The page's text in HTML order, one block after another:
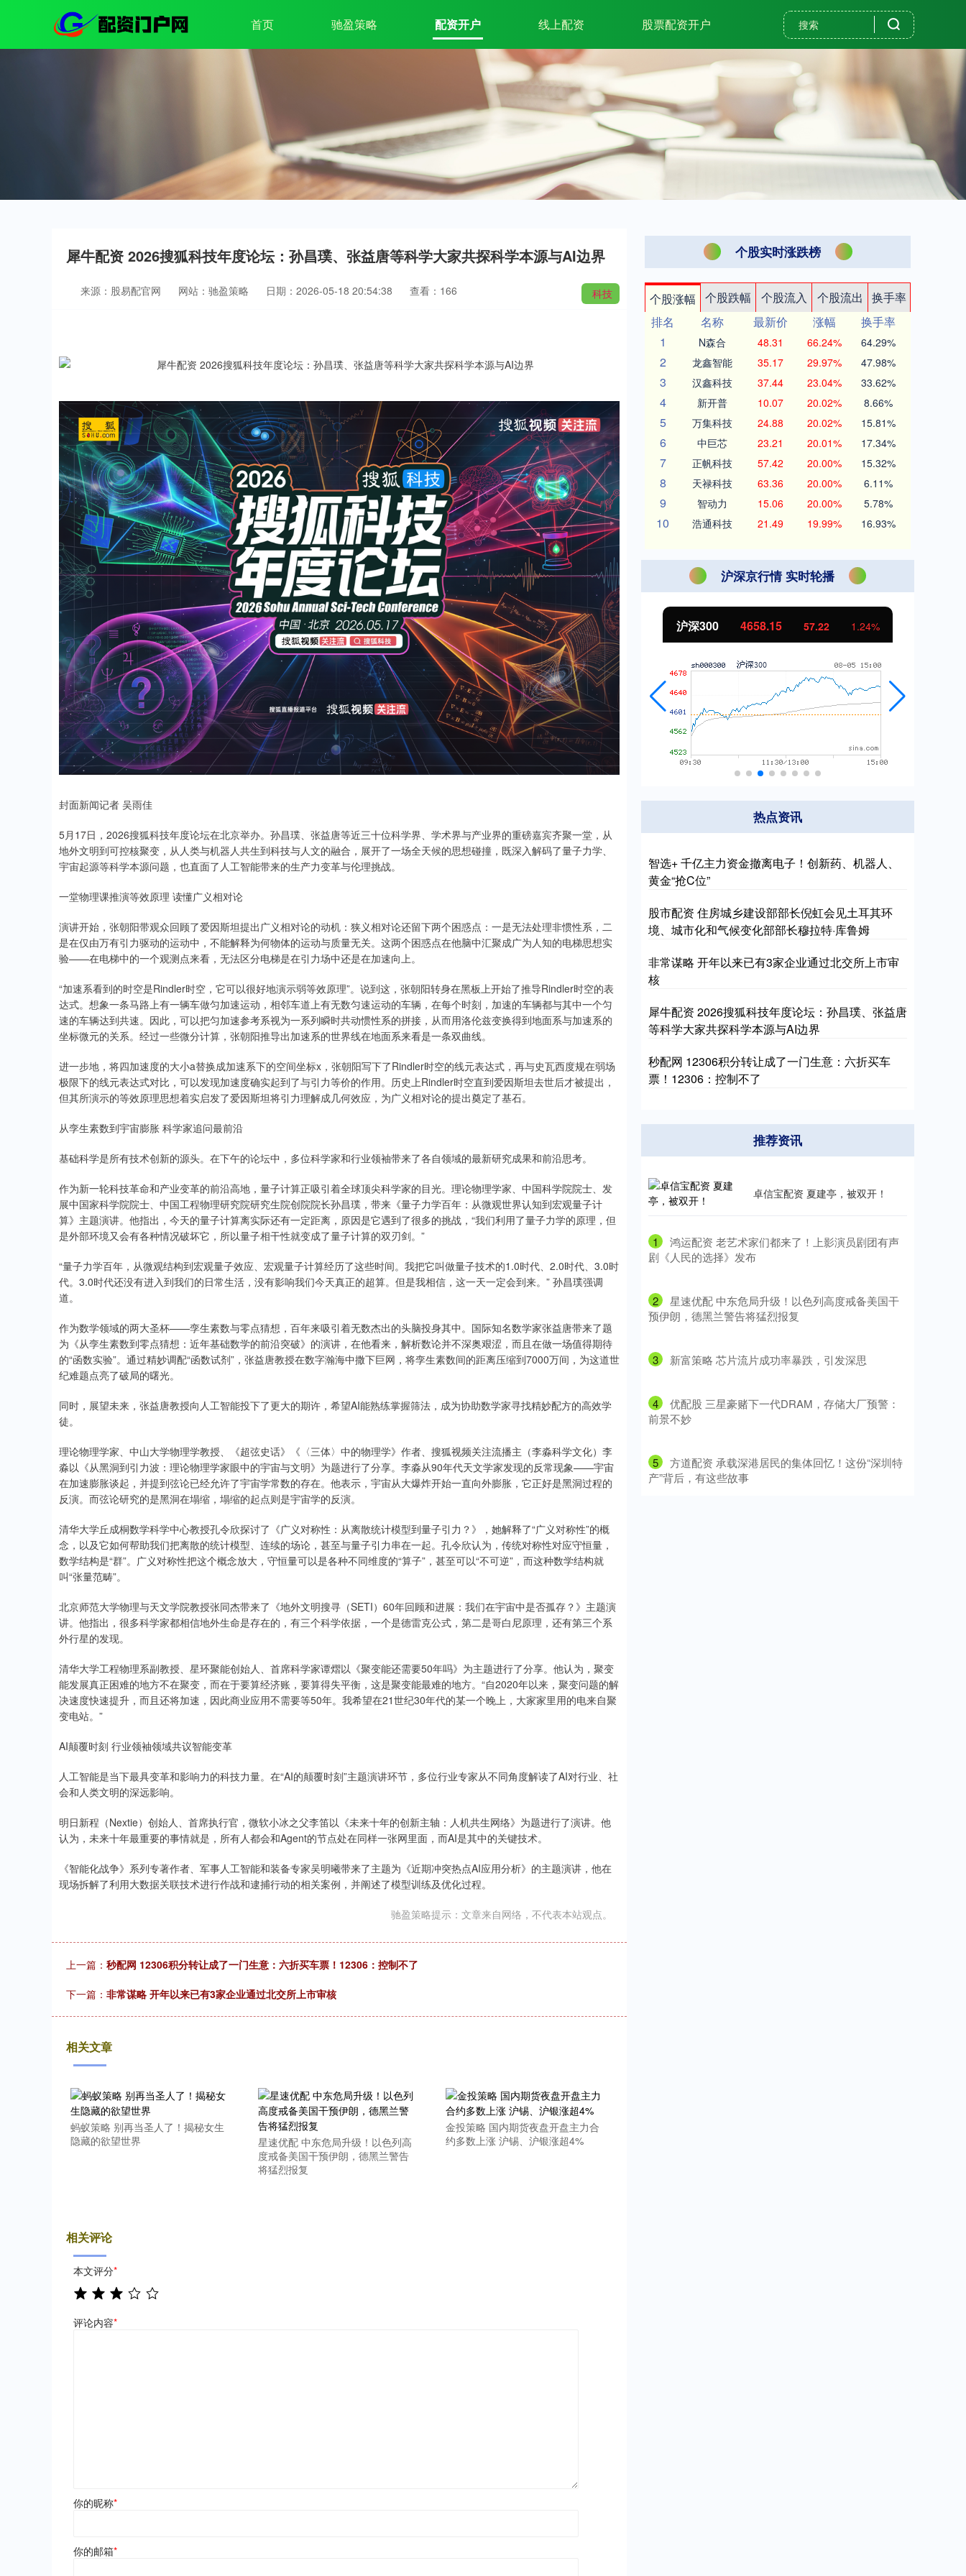
首页 驰盈策略 配资开户 线上配资 股票配资开户
犀牛配资 2026搜狐科技年度论坛：孙昌璞、张益唐等科学大家共探科学本源与AI边界
科技
来源：股易配官网 网站：驰盈策略 日期：2026-05-18 20:54:38 查看：166
封面新闻记者 吴雨佳
5月17日，2026搜狐科技年度论坛在北京举办。孙昌璞、张益唐等近三十位科学界、学术界与产业界的重磅嘉宾齐聚一堂，从
地外文明到可控核聚变，从人类与机器人共生到科技与人文的融合，展开了一场全天候的思想碰撞，既深入解码了量子力学、
宇宙起源等科学本源问题，也直面了人工智能带来的生产力变革与伦理挑战。
一堂物理课推演等效原理 读懂广义相对论
演讲开始，张朝阳带观众回顾了爱因斯坦提出广义相对论的动机：狭义相对论还留下两个困惑点：一是无法处理非惯性系，二
是在仅由万有引力驱动的运动中，不能解释为何物体的运动与质量无关。这两个困惑点在他脑中汇聚成广为人知的电梯思想实
验——在电梯中的一个观测点来看，无法区分电梯是在引力场中还是在加速向上。
“加速系看到的时空是Rindler时空，它可以很好地演示弱等效原理”。说到这，张朝阳转身在黑板上开始了推导Rindler时空的表
达式。想象一条马路上有一辆车做匀加速运动，相邻车道上有无数匀速运动的车辆，在每个时刻，加速的车辆都与其中一个匀
速的车辆达到共速。因此，可以把匀加速参考系视为一系列瞬时共动惯性系的拼接，从而用洛伦兹变换得到地面系与加速系的
坐标微元的关系。经过一些微分计算，张朝阳推导出加速系的世界线在地面系来看是一条双曲线。
进一步地，将四加速度的大小a替换成加速系下的空间坐标x，张朝阳写下了Rindler时空的线元表达式，再与史瓦西度规在弱场
极限下的线元表达式对比，可以发现加速度确实起到了与引力等价的作用。历史上Rindler时空直到爱因斯坦去世后才被提出，
但其所演示的等效原理思想着实启发了爱因斯坦将引力理解成几何效应，为广义相对论的提出奠定了基石。
从孪生素数到宇宙膨胀 科学家追问最前沿
基础科学是所有技术创新的源头。在下午的论坛中，多位科学家和行业领袖带来了各自领域的最新研究成果和前沿思考。
作为新一轮科技革命和产业变革的前沿高地，量子计算正吸引着全球顶尖科学家的目光。理论物理学家、中国科学院院士、发
展中国家科学院院士、中国工程物理研究院研究生院创院院长孙昌璞，带来《量子力学百年：从微观世界认知到宏观量子计
算》主题演讲。他指出，今天的量子计算离实际还有一定距离，原因是它遇到了很多的挑战，“我们利用了量子力学的原理，但
是外部环境又会有各种情况破坏它，所以量子相干性就变成了量子计算的双刃剑。”
“量子力学百年，从微观结构到宏观量子效应、宏观量子计算经历了这些时间。我把它叫做量子技术的1.0时代、2.0时代、3.0时
代。3.0时代还没有进入到我们的日常生活，没有影响我们今天真正的超算。但是我相信，这一天一定会到来。” 孙昌璞强调
道。
作为数学领域的两大圣杯——孪生素数与零点猜想，百年来吸引着无数杰出的头脑投身其中。国际知名数学家张益唐带来了题
为《从孪生素数到零点猜想：近年基础数学的前沿突破》的演讲，在他看来，解析数论并不深奥艰涩，而且在做一场值得期待
的“函数实验”。通过精妙调配“函数试剂”，张益唐教授在数字瀚海中撒下巨网，将孪生素数间的距离压缩到7000万间，为这道世
纪难题点亮了破局的曙光。
同时，展望未来，张益唐教授向人工智能投下了更大的期许，希望AI能熟练掌握筛法，成为协助数学家寻找精妙配方的高效学
徒。
理论物理学家、中山大学物理学教授、《超弦史话》《〈三体〉中的物理学》作者、搜狐视频关注流播主（李淼科学文化）李
淼以《从黑洞到引力波：理论物理学家眼中的宇宙与文明》为题进行了分享。李淼从90年代天文学家发现的反常现象——宇宙
在加速膨胀谈起，并提到弦论已经允许了宇宙学常数的存在。他表示，宇宙从大爆炸开始一直向外膨胀，它正好是黑洞过程的
反演。而弦论研究的是黑洞在塌缩，塌缩的起点则是宇宙学的反演。
清华大学丘成桐数学科学中心教授孔令欣探讨了《广义对称性：从离散统计模型到量子引力？》，她解释了“广义对称性”的概
念，以及它如何帮助我们把离散的统计模型、连续的场论，甚至与量子引力串在一起。孔令欣认为，传统对称性对应守恒量，
数学结构是“群”。广义对称性把这个概念放大，守恒量可以是各种不同维度的“算子”，甚至可以“不可逆”，而这种数学结构就
叫“张量范畴”。
北京师范大学物理与天文学院教授张同杰带来了《地外文明搜寻（SETI）60年回顾和进展：我们在宇宙中是否孤存？》主题演
讲。他指出，很多科学家都相信地外生命是存在的，有三个科学依据，一个是德雷克公式，第二是哥白尼原理，还有第三个系
外行星的发现。
清华大学工程物理系副教授、星环聚能创始人、首席科学家谭熠以《聚变能还需要50年吗》为主题进行了分享。他认为，聚变
能发展真正困难的地方不在聚变，而在于要算经济账，要算得失平衡，这是聚变能最难的地方。“自2020年以来，聚变问题的解
决速度快速提升，而且还将加速，因此商业应用不需要等50年。我希望在21世纪30年代的某一个晚上，大家家里用的电来自聚
变电站。”
AI颠覆时刻 行业领袖领域共议智能变革
人工智能是当下最具变革和影响力的科技力量。在“AI的颠覆时刻”主题演讲环节，多位行业专家从不同角度解读了AI对行业、社
会和人类文明的深远影响。
明日新程（Nextie）创始人、首席执行官，微软小冰之父李笛以《未来十年的创新主轴：人机共生网络》为题进行了演讲。他
认为，未来十年最重要的事情就是，所有人都会和Agent的节点处在同样一张网里面，而AI是其中的关键技术。
《智能化战争》系列专著作者、军事人工智能和装备专家吴明曦带来了主题为《近期冲突热点AI应用分析》的主题演讲，他在
现场拆解了利用大数据关联技术进行作战和逮捕行动的相关案例，并阐述了模型训练及优化过程。
驰盈策略提示：文章来自网络，不代表本站观点。
上一篇： 秒配网 12306积分转让成了一门生意：六折买车票！12306：控制不了
下一篇： 非常谋略 开年以来已有3家企业通过北交所上市审核
相关文章
蚂蚁策略 别再当圣人了！揭秘女生
隐藏的欲望世界
星速优配 中东危局升级！以色列高
度戒备美国干预伊朗，德黑兰警告
将猛烈报复
金投策略 国内期货夜盘开盘主力合
约多数上涨 沪锡、沪银涨超4%
相关评论
本文评分*
评论内容*
你的昵称*
你的邮箱*
个股实时涨跌榜
个股涨幅 个股跌幅 个股流入 个股流出
换手率
排名
名称 最新价 涨幅
换手率
1
N森合 48.31 66.24% 64.29%
2 龙鑫智能 35.17 29.97% 47.98%
3 汉鑫科技 37.44 23.04% 33.62%
4 新开普 10.07 20.02% 8.66%
5 万集科技 24.88 20.02% 15.81%
6 中巨芯 23.21 20.01% 17.34%
7 正帆科技 57.42 20.00% 15.32%
8 天禄科技 63.36 20.00% 6.11%
9 智动力 15.06 20.00% 5.78%
10 浩通科技 21.49 19.99% 16.93%
沪深京行情 实时轮播
深证成指 14144.20 258.49 1.86% 沪深300 4658.15 57.22 1.24% 北证50 1119.46 25.97 2.38%
热点资讯
智选+ 千亿主力资金撤离电子！创新药、机器人、
黄金“抢C位”
股市配资 住房城乡建设部部长倪虹会见土耳其环
境、城市化和气候变化部部长穆拉特·库鲁姆
非常谋略 开年以来已有3家企业通过北交所上市审
核
犀牛配资 2026搜狐科技年度论坛：孙昌璞、张益唐
等科学大家共探科学本源与AI边界
秒配网 12306积分转让成了一门生意：六折买车
票！12306：控制不了
推荐资讯
卓信宝配资 夏建亭，被双开！
1
​鸿运配资 老艺术家们都来了！上影演员剧团有声
剧《人民的选择》发布
2
​星速优配 中东危局升级！以色列高度戒备美国干
预伊朗，德黑兰警告将猛烈报复
3 ​新富策略 芯片流片成功率暴跌，引发深思
4
​优配股 三星豪赌下一代DRAM，存储大厂预警：
前景不妙
5
​方道配资 承载深港居民的集体回忆！这份“深圳特
产”背后，有这些故事